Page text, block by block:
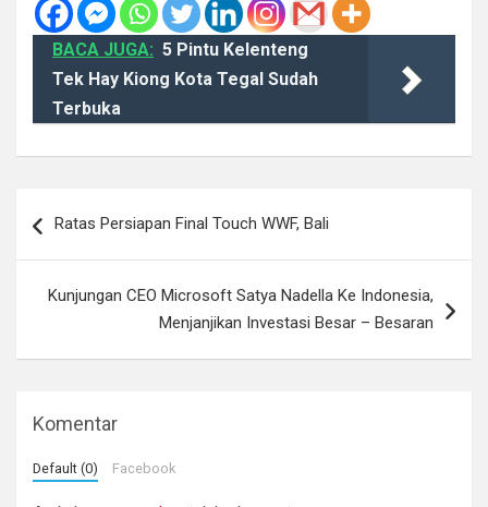
BACA JUGA: 5 Pintu Kelenteng
Tek Hay Kiong Kota Tegal Sudah
Terbuka
posRatas Persiapan Final Touch WWF, Bali
Kunjungan CEO Microsoft Satya Nadella Ke Indonesia,
Menjanjikan Investasi Besar – Besaran
Komentar
Default (0) Facebook